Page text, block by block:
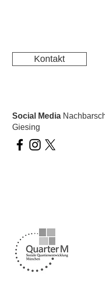
Kontakt
Social Media
Giesing